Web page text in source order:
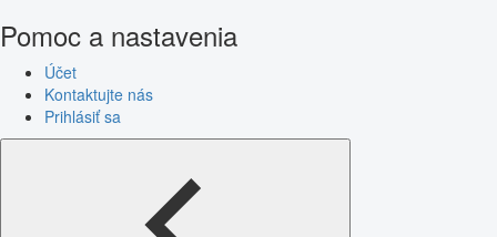
Pomoc a nastavenia
Účet
Kontaktujte nás
Prihlásiť sa